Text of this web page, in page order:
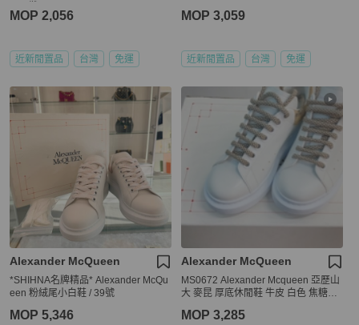
MOP 2,056
近新閒置品 台灣 免運
MOP 3,059
近新閒置品 台灣 免運
Alexander McQueen
*SHIHNA名牌精品* Alexander McQu
een 粉絨尾小白鞋 / 39號
MOP 5,346
Alexander McQueen
MS0672 Alexander Mcqueen 亞歷山
大 麥昆 厚底休閒鞋 牛皮 白色 焦糖色
in White X Camel
MOP 3,285